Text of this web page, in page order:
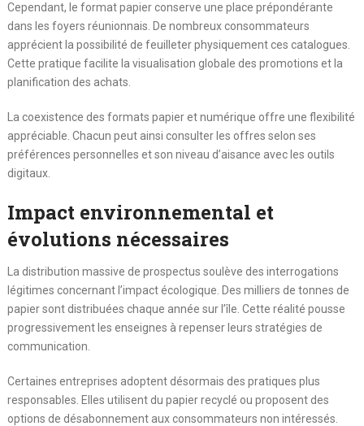
Cependant, le format papier conserve une place prépondérante
dans les foyers réunionnais. De nombreux consommateurs
apprécient la possibilité de feuilleter physiquement ces catalogues.
Cette pratique facilite la visualisation globale des promotions et la
planification des achats.
La coexistence des formats papier et numérique offre une flexibilité
appréciable. Chacun peut ainsi consulter les offres selon ses
préférences personnelles et son niveau d’aisance avec les outils
digitaux.
Impact environnemental et
évolutions nécessaires
La distribution massive de prospectus soulève des interrogations
légitimes concernant l’impact écologique. Des milliers de tonnes de
papier sont distribuées chaque année sur l’île. Cette réalité pousse
progressivement les enseignes à repenser leurs stratégies de
communication.
Certaines entreprises adoptent désormais des pratiques plus
responsables. Elles utilisent du papier recyclé ou proposent des
options de désabonnement aux consommateurs non intéressés.